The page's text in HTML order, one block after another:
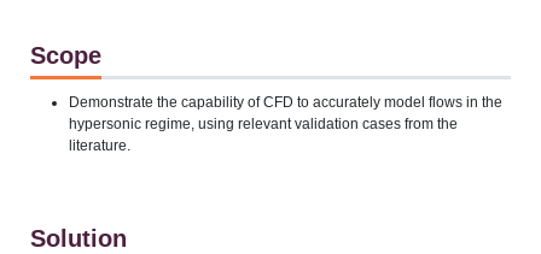
Scope
Demonstrate the capability of CFD to accurately model flows in the
hypersonic regime, using relevant validation cases from the
literature.
Solution